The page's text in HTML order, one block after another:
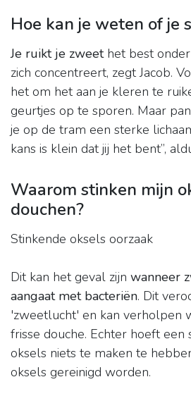
Hoe kan je weten of je
Je ruikt je zweethet best
zich concentreert, zegt Jacob.
het om het aan je kleren te
geurtjes op te sporen. Maar
je op de tram een sterke
kans is klein dat jij het bent”,
Waarom stinken mijn
douchen?
Stinkende oksels oorzaak
Dit kan het geval zijn wanneer
aangaat met bacteriën. Dit
'zweetlucht' en kan verholpen
frisse douche. Echter hoeft een
oksels niets te maken te
oksels gereinigd worden.